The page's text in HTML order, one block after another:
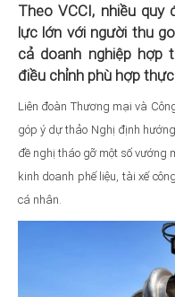
Theo VCCI, nhiều
lực lớn với người thu
cả doanh nghiệp hợp
điều chỉnh phù hợp
Liên đoàn Thương mại và
góp ý dự thảo Nghị định
đề nghị tháo gỡ một số vướng
kinh doanh phế liệu, tài xế
cá nhân.